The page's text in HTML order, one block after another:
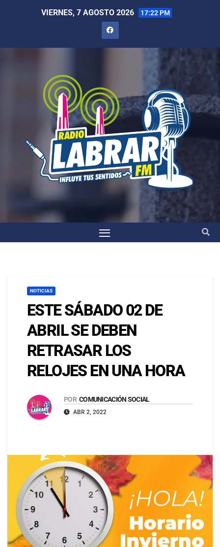
VIERNES, 7 AGOSTO 2026 17:22 PM
NOTICIAS
ESTE SÁBADO 02 DE
ABRIL SE DEBEN
RETRASAR LOS
RELOJES EN UNA HORA
POR COMUNICACIÓN SOCIAL
ABR 2, 2022